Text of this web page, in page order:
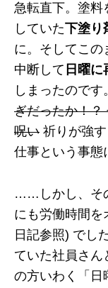
急転直下。塗料
していた下塗り
に。そしてこの
中断して 日曜
しまったのです。
ぎだったか！
呪い 祈りが強
仕事という事態
……しかし、そ
にも労働時間を
日記参照) でし
ていた社員さん
の方いわく「日